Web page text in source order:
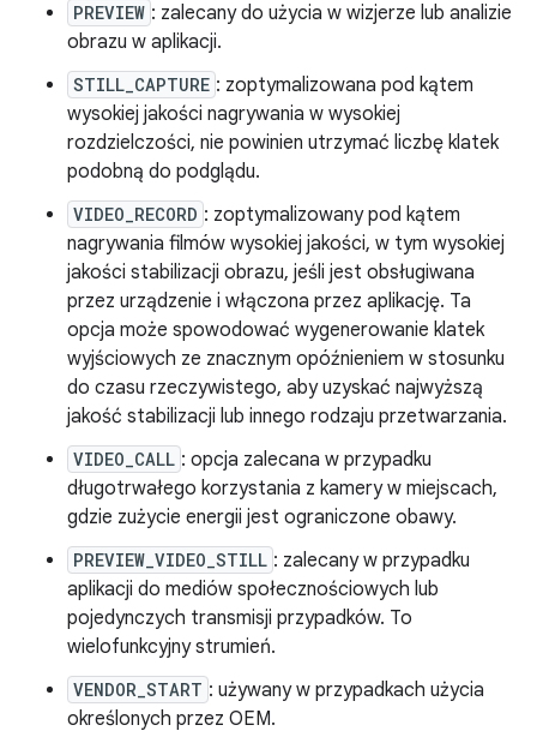
PREVIEW : zalecany do użycia w wizjerze lub analizie
obrazu w aplikacji.
STILL_CAPTURE : zoptymalizowana pod kątem
wysokiej jakości nagrywania w wysokiej
rozdzielczości, nie powinien utrzymać liczbę klatek
podobną do podglądu.
VIDEO_RECORD : zoptymalizowany pod kątem
nagrywania filmów wysokiej jakości, w tym wysokiej
jakości stabilizacji obrazu, jeśli jest obsługiwana
przez urządzenie i włączona przez aplikację. Ta
opcja może spowodować wygenerowanie klatek
wyjściowych ze znacznym opóźnieniem w stosunku
do czasu rzeczywistego, aby uzyskać najwyższą
jakość stabilizacji lub innego rodzaju przetwarzania.
VIDEO_CALL : opcja zalecana w przypadku
długotrwałego korzystania z kamery w miejscach,
gdzie zużycie energii jest ograniczone obawy.
PREVIEW_VIDEO_STILL : zalecany w przypadku
aplikacji do mediów społecznościowych lub
pojedynczych transmisji przypadków. To
wielofunkcyjny strumień.
VENDOR_START : używany w przypadkach użycia
określonych przez OEM.